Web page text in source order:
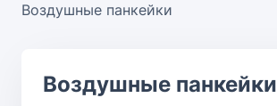
Воздушные панкейки
Воздушные панкейки